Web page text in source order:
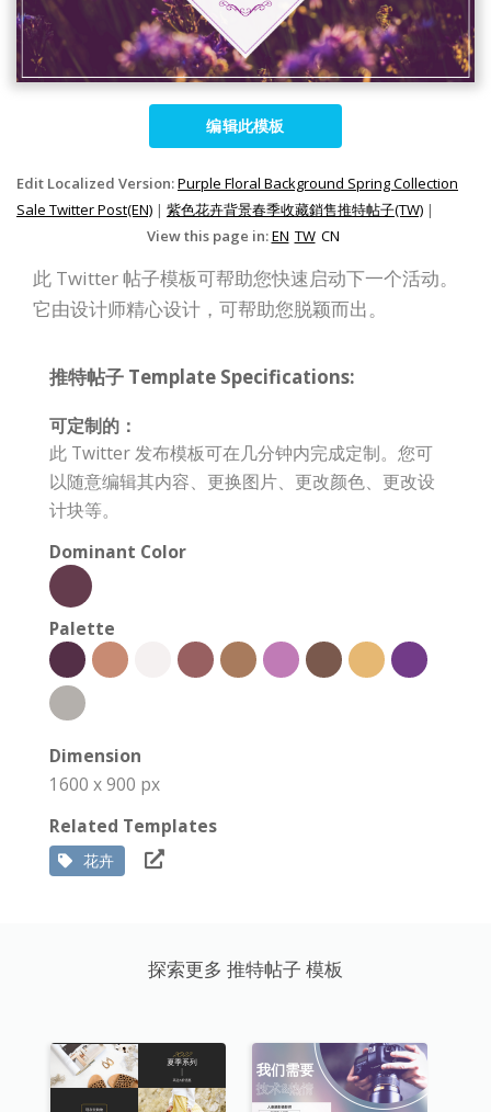
编辑此模板
Edit Localized Version:Purple Floral Background Spring Collection
Sale Twitter Post(EN) | 紫色花卉背景春季收藏銷售推特帖子(TW) |
View this page in:EN TW CN
此 Twitter 帖子模板可帮助您快速启动下一个活动。
它由设计师精心设计，可帮助您脱颖而出。
推特帖子 Template Specifications:
可定制的：
此 Twitter 发布模板可在几分钟内完成定制。您可
以随意编辑其内容、更换图片、更改颜色、更改设
计块等。
Dominant Color
Palette
Dimension
1600 x 900 px
Related Templates
花卉
探索更多 推特帖子 模板